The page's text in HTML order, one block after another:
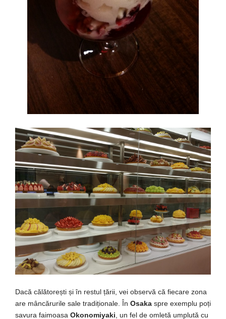
Dacă călătorești și în restul țării , vei observă că fiecare zona
are mâncărurile sale tradiționale În Osaka spre exemplu poți
savura faimoasa Okonomiyaki , un fel de omletă umplută cu